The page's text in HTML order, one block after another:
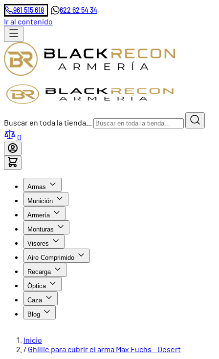
961 515 618 622 62 54 34
Ir al contenido
Buscar en toda la tienda...
0
Armas
Munición
Armería
Monturas
Visores
Aire Comprimido
Recarga
Óptica
Caza
Blog
Inicio
/ Ghillie para cubrir el arma Max Fuchs - Desert